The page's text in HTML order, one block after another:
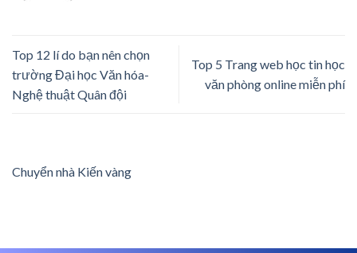
Top 12 lí do bạn nên chọn
trường Đại học Văn hóa-
Nghệ thuật Quân đội
Top 5 Trang web học tin học
văn phòng online miễn phí
Chuyển nhà Kiến vàng